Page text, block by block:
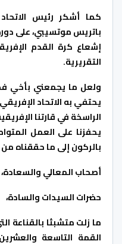
كما أشكر رئيس
باتريس موتسيبي، على
إشعاع كرة القدم
التقريرية.
ولعل ما يجمعني بأخي
يحتفي به الاتحاد
الراسخة في قارتنا
يحفزنا على العمل
بالركون إلى ما حققناه
أصحاب المعالي والسعادة،
حضرات السيدات والسادة،
ما زلت متشبثا بالقناعة
القمة التاسعة